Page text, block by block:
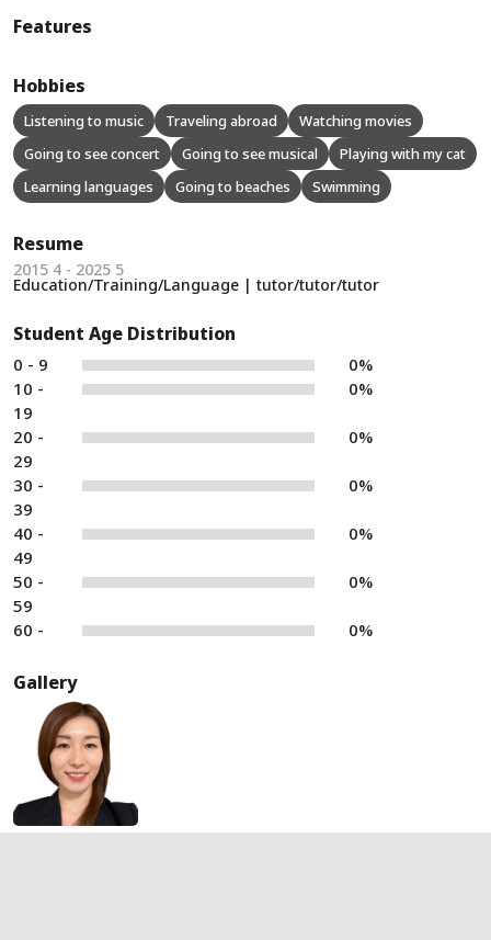
Features
Hobbies
Listening to music Traveling abroad
Watching movies
Going to see concert
Going to see musical
Playing with my cat
Learning languages
Going to beaches Swimming
Resume
2015 4 - 2025 5
Education/Training/Language | tutor/tutor/tutor
Student Age Distribution
0 - 9
0%
10 -
19
0%
20 -
29
0%
30 -
39
0%
40 -
49
0%
50 -
59
0%
60 - 0%
Gallery